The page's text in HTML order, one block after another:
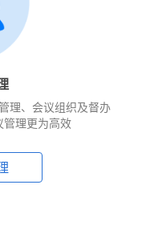
理、会议组织及督办
管理更为高效